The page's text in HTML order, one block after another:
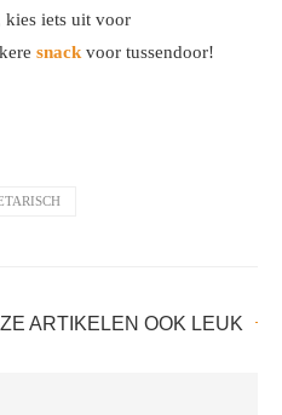
kies iets uit voor
snack voor tussendoor!
ARTIKELEN OOK LEUK